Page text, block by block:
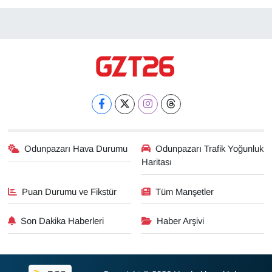
Odunpazarı Hava Durumu
Odunpazarı Trafik Yoğunluk
Haritası
Puan Durumu ve Fikstür Tüm Manşetler
Son Dakika Haberleri Haber Arşivi